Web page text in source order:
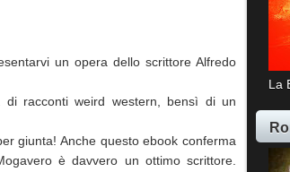
un opera dello scrittore Alfredo
racconti weird western, bensì di un
giunta! Anche questo ebook conferma
è davvero un ottimo scrittore.
La